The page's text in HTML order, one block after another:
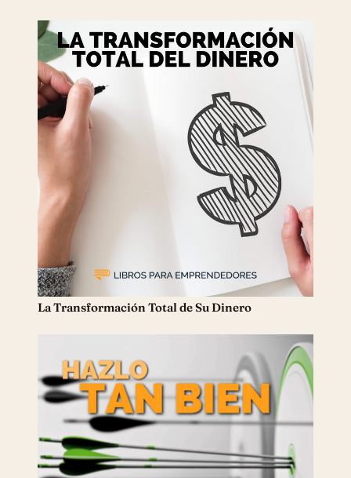
La Transformación Total de Su Dinero